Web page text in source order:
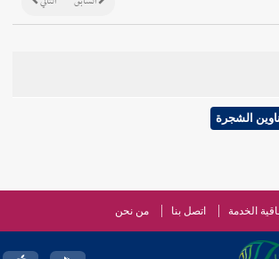
الشجرة
الخدمة اتصل بنا من نحن